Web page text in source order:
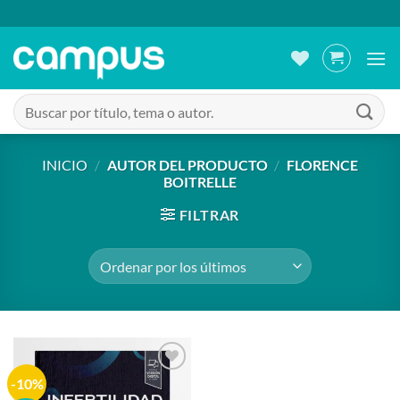
al
contenido
Buscar
por:
INICIO / AUTOR DEL PRODUCTO / FLORENCE
BOITRELLE
FILTRAR
-10%
Añadir
a la